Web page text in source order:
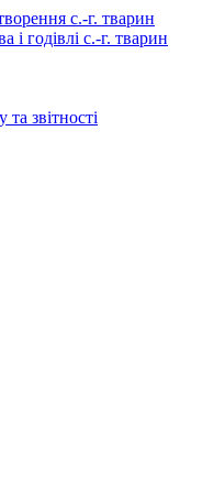
с.-г. тварин
і годівлі с.-г. тварин
звітності